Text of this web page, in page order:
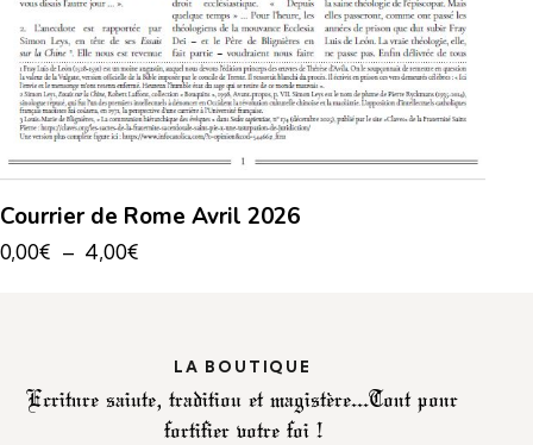
Courrier de Rome Avril 2026
0,00€ – 4,00€
LA BOUTIQUE
Ecriture sainte, tradition et magistère...Tout pour
fortifier votre foi !